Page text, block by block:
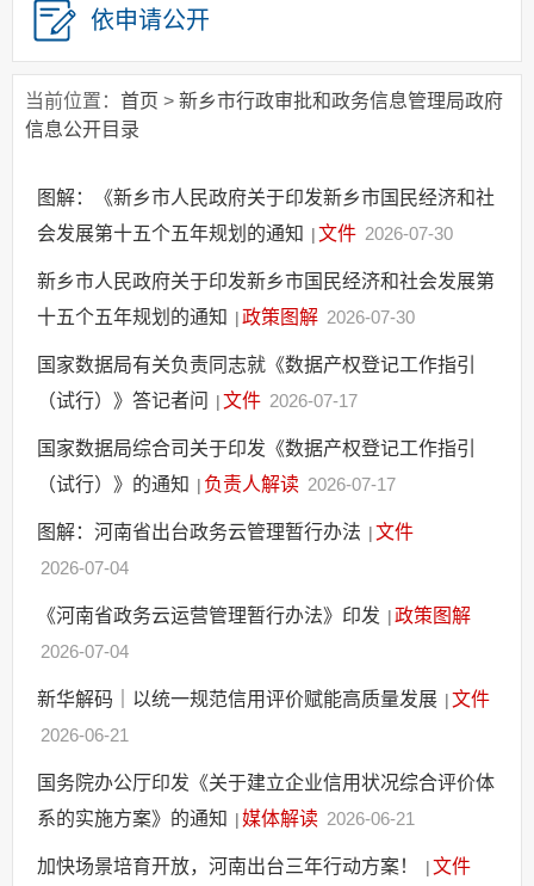
政务服务事项清单
依申请公开
当前位置： 首页 > 新乡市行政审批和政务信息管理局政府
信息公开目录
图解：《新乡市人民政府关于印发新乡市国民经济和社
会发展第十五个五年规划的通知 |文件 2026-07-30
新乡市人民政府关于印发新乡市国民经济和社会发展第
十五个五年规划的通知 |政策图解 2026-07-30
国家数据局有关负责同志就《数据产权登记工作指引
（试行）》答记者问
|文件 2026-07-17
国家数据局综合司关于印发《数据产权登记工作指引
（试行）》的通知 | 负责人解读 2026-07-17
图解：河南省出台政务云管理暂行办法 |文件
2026-07-04
《河南省政务云运营管理暂行办法》印发 |政策图解
2026-07-04
新华解码｜以统一规范信用评价赋能高质量发展 |文件
2026-06-21
国务院办公厅印发《关于建立企业信用状况综合评价体
系的实施方案》的通知 |媒体解读 2026-06-21
加快场景培育开放，河南出台三年行动方案！ |文件